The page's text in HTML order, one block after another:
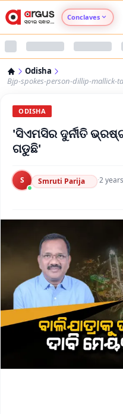
Conclaves
Argus
Argus
Argus
Argus
Odisha
Bjp-spokes-person-dillip-mallick-
ODISHA
'ସିଏମସିର ଦୁର୍ନୀତି
ଗଡୁଛି'
S Smruti Parija ·2